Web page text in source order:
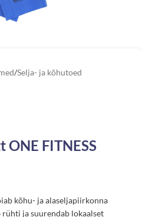
/Selja- ja kõhutoed
FITNESS
kõhu- ja alaseljapiirkonna
ja suurendab lokaalset